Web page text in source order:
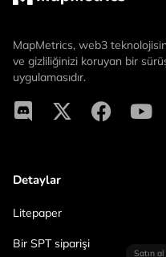
MapMetrics, web3
ve gizliliğinizi koruyan bir
uygulamasıdır.
Detaylar
Litepaper
Bir SPT siparişi
Satın al